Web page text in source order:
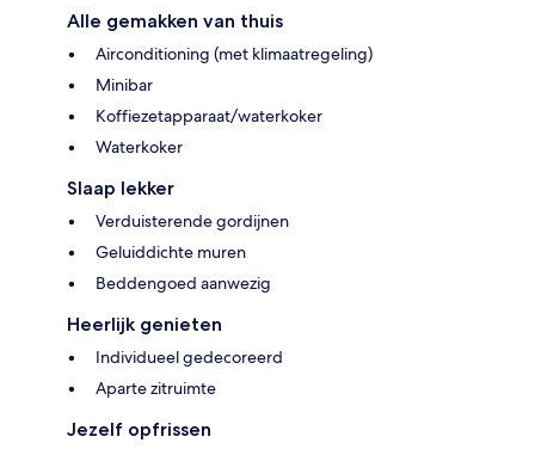
Alle gemakken van thuis
Airconditioning (met klimaatregeling)
Minibar
Koffiezetapparaat/waterkoker
Waterkoker
Slaap lekker
Verduisterende gordijnen
Geluiddichte muren
Beddengoed aanwezig
Heerlijk genieten
Individueel gedecoreerd
Aparte zitruimte
Jezelf opfrissen